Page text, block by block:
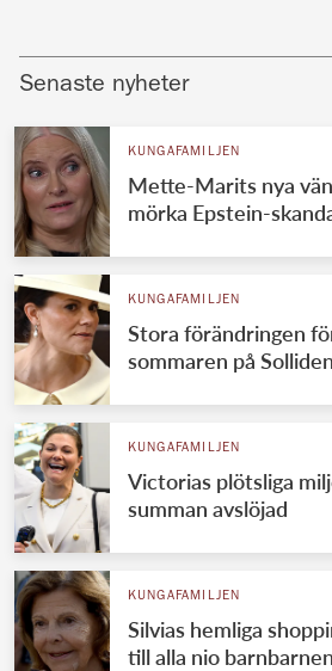
Senaste nyheter
KUNGAFAMILJEN
Mette-Marits nya
mörka Epstein-
KUNGAFAMILJEN
Stora förändringen
sommaren på Solliden
KUNGAFAMILJEN
Victorias plötsliga
summan avslöjad
KUNGAFAMILJEN
Silvias hemliga
till alla nio barnbarnen